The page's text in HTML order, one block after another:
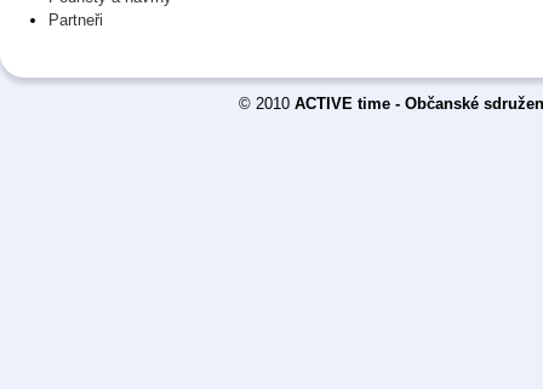
Partneři
© 2010 ACTIVE time - Občanské